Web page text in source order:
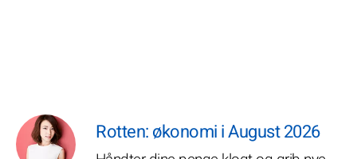
Rotten: økonomi i August 2026